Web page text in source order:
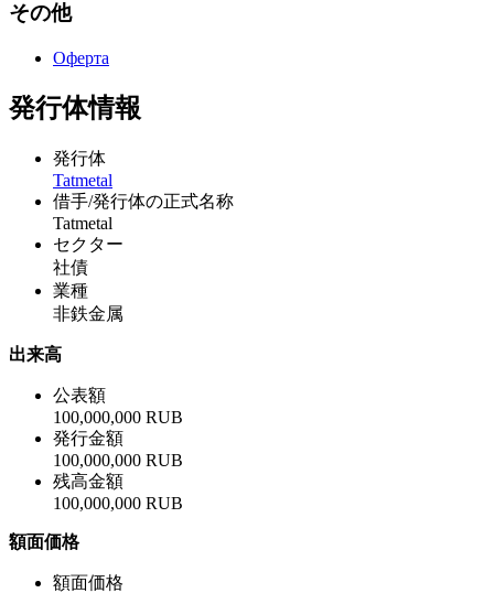
その他
Оферта
発行体情報
発行体
Tatmetal
借手/発行体の正式名称
Tatmetal
セクター
社債
業種
非鉄金属
出来高
公表額
100,000,000 RUB
発行金額
100,000,000 RUB
残高金額
100,000,000 RUB
額面価格
額面価格